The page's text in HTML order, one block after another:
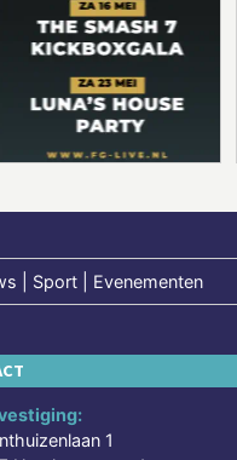
| Sport | Evenementen
1